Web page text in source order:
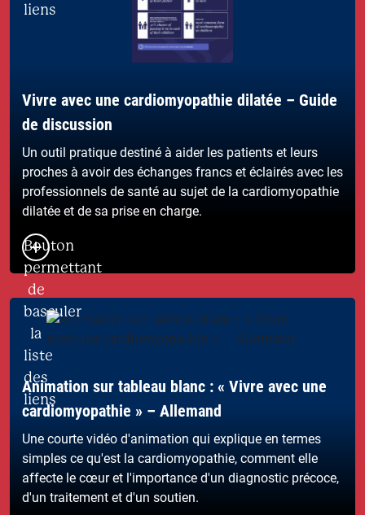
liens
Vivre avec une cardiomyopathie dilatée – Guide
de discussion
Un outil pratique destiné à aider les patients et leurs
proches à avoir des échanges francs et éclairés avec les
professionnels de santé au sujet de la cardiomyopathie
dilatée et de sa prise en charge.
Bouton
permettant
de
basculer
la
liste
des
liens
Animation sur tableau blanc : « Vivre avec une
cardiomyopathie » – Allemand
Une courte vidéo d'animation qui explique en termes
simples ce qu'est la cardiomyopathie, comment elle
affecte le cœur et l'importance d'un diagnostic précoce,
d'un traitement et d'un soutien.